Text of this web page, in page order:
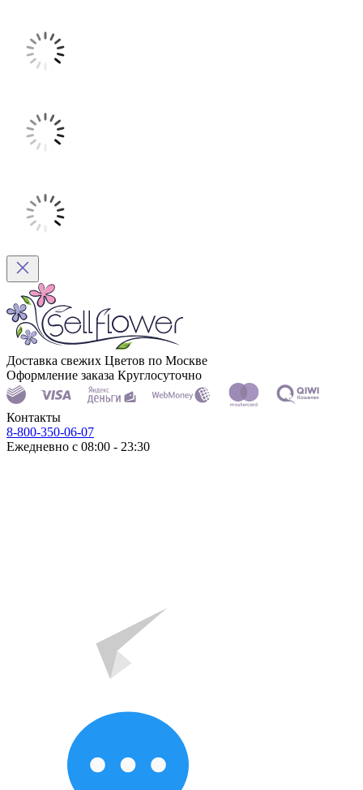
Доставка свежих Цветов по Москве
Оформление заказа Круглосуточно
Контакты
8-800-350-06-07
Ежедневно с 08:00 - 23:30